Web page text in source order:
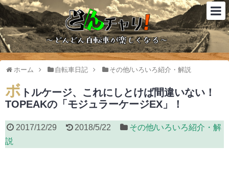
ホーム 自転車日記 その他/いろいろ紹介・解説
ボ トルケージ、これにしとけば間違いない！
TOPEAKの「モジュラーケージEX」！
2017/12/29 2018/5/22
その他/いろいろ紹介・解
説